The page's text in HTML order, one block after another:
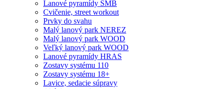
Lanové pyramídy SMB
Cvičenie, street workout
Prvky do svahu
Malý lanový park NEREZ
Malý lanový park WOOD
Veľký lanový park WOOD
Lanové pyramídy HRAS
Zostavy systému 110
Zostavy systému 18+
Lavice, sedacie súpravy